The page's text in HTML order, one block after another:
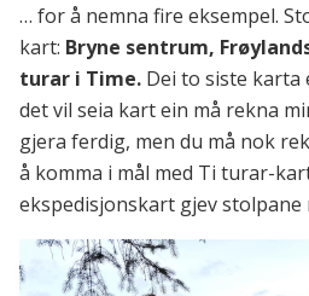
… for å nemna fire eksempel.
kart: Bryne sentrum,
turar i Time. Dei to siste karta
det vil seia kart ein må rekna
gjera ferdig, men du må nok
å komma i mål med Ti turar-
ekspedisjonskart gjev stolpane